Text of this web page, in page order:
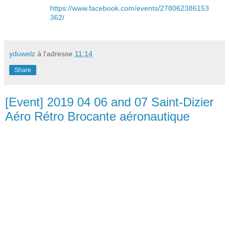
https://www.facebook.com/events/278062386153
362/
yduwelz à l'adresse 11:14
Share
[Event] 2019 04 06 and 07 Saint-Dizier
Aéro Rétro Brocante aéronautique